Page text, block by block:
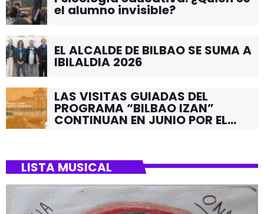
el alumno invisible?
EL ALCALDE DE BILBAO SE SUMA A
IBILALDIA 2026
LAS VISITAS GUIADAS DEL
PROGRAMA “BILBAO IZAN”
CONTINUAN EN JUNIO POR EL
LISTA MUSICAL